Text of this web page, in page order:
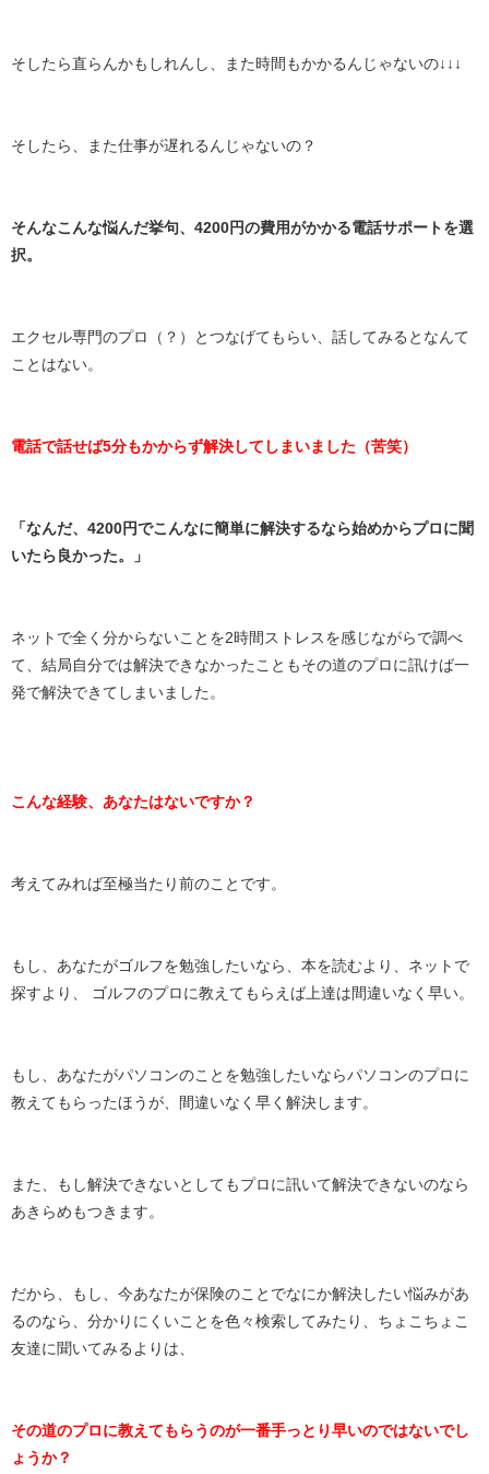
そしたら直らんかもしれんし、また時間もかかるんじゃないの↓↓↓
そしたら、また仕事が遅れるんじゃないの？
そんなこんな悩んだ挙句、4200円の費用がかかる電話サポートを選
択。
エクセル専門のプロ（？）とつなげてもらい、話してみるとなんて
ことはない。
電話で話せば5分もかからず解決してしまいました（苦笑）
「なんだ、4200円でこんなに簡単に解決するなら始めからプロに聞
いたら良かった。」
ネットで全く分からないことを2時間ストレスを感じながらで調べ
て、結局自分では解決できなかったこともその道のプロに訊けば一
発で解決できてしまいました。
こんな経験、あなたはないですか？
考えてみれば至極当たり前のことです。
もし、あなたがゴルフを勉強したいなら、本を読むより、ネットで
探すより、 ゴルフのプロに教えてもらえば上達は間違いなく早い。
もし、あなたがパソコンのことを勉強したいならパソコンのプロに
教えてもらったほうが、間違いなく早く解決します。
また、もし解決できないとしてもプロに訊いて解決できないのなら
あきらめもつきます。
だから、もし、今あなたが保険のことでなにか解決したい悩みがあ
るのなら、分かりにくいことを色々検索してみたり、ちょこちょこ
友達に聞いてみるよりは、
その道のプロに教えてもらうのが一番手っとり早いのではないでし
ょうか？